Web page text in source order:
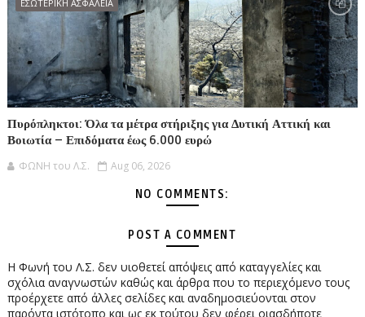
ΕΣΩΤΕΡΙΚΗ ΑΣΦΑΛΕΙΑ
Πυρόπληκτοι: Όλα τα μέτρα στήριξης για Δυτική Αττική και
Βοιωτία – Επιδόματα έως 6.000 ευρώ
ΦΩΝΗ του Λ.Σ. Aug 06, 2026
NO COMMENTS:
POST A COMMENT
Η Φωνή του Λ.Σ. δεν υιοθετεί απόψεις από καταγγελίες και
σχόλια αναγνωστών καθώς και άρθρα που το περιεχόμενο τους
προέρχετε από άλλες σελίδες και αναδημοσιεύονται στον
παρόντα ιστότοπο και ως εκ τούτου δεν φέρει οιασδήποτε